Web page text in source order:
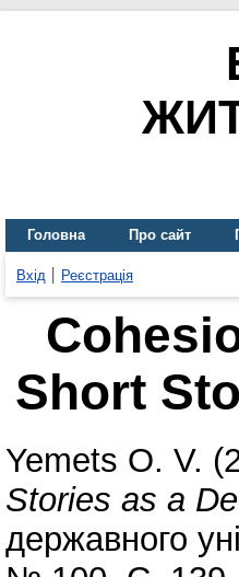
Головна Про сайт
Вхід Реєстрація
Short
Yemets O. V.
Stories as a
державного